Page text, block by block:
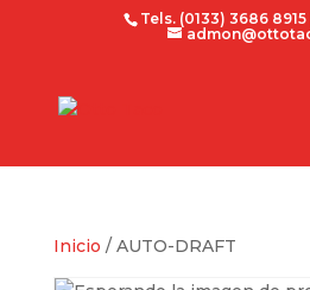
Tels. (0133) 3686 8915
Inicio / AUTO-DRAFT